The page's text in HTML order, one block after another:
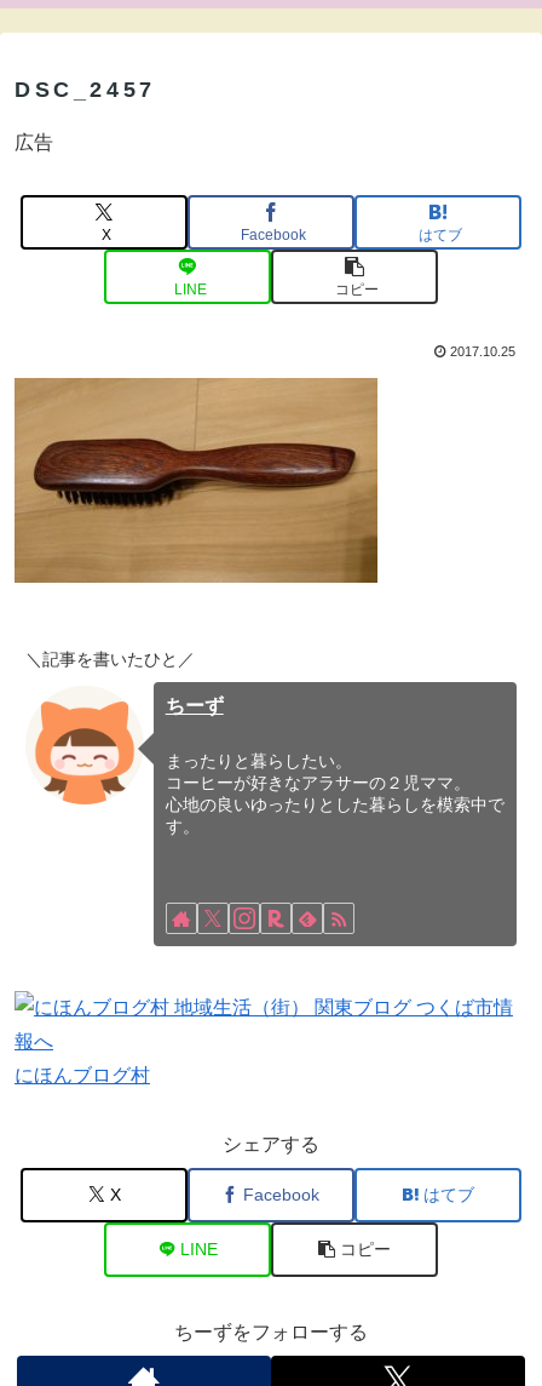
DSC_2457
広告
X Facebook はてブ
LINE コピー
2017.10.25
＼記事を書いたひと／
ちーず
まったりと暮らしたい。
コーヒーが好きなアラサーの２児ママ。
心地の良いゆったりとした暮らしを模索中で
す。
にほんブログ村
シェアする
X Facebook はてブ
LINE コピー
ちーずをフォローする